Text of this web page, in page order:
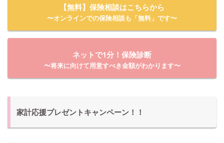
【無料】保険相談はこちらから
〜オンラインでの保険相談も「無料」です〜
ネットで1分！保険診断
〜将来に向けて用意すべき金額がわかります〜
家計応援プレゼントキャンペーン！！